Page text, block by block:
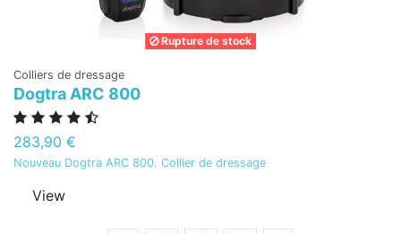
Rupture de stock
Colliers de dressage
Dogtra ARC 800
283,90 €
Nouveau Dogtra ARC 800. Collier de dressage
View